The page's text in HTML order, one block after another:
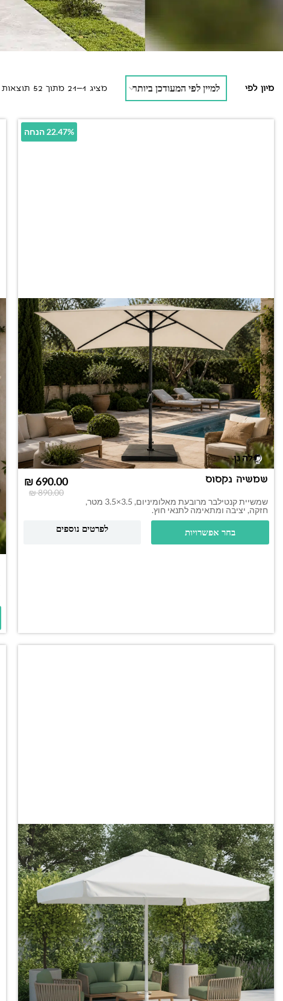
מיון לפי מציג 1–21 מתוך 52 תוצאות
22.47% הנחה
שמשיה נקסוס
שמשיית קנטילבר מרובעת מאלומיניום, 3.5×3.5 מטר,
חזקה, יציבה ומתאימה לתנאי חוץ.
₪890.00
₪690.00
בחר אפשרויות לפרטים נוספים